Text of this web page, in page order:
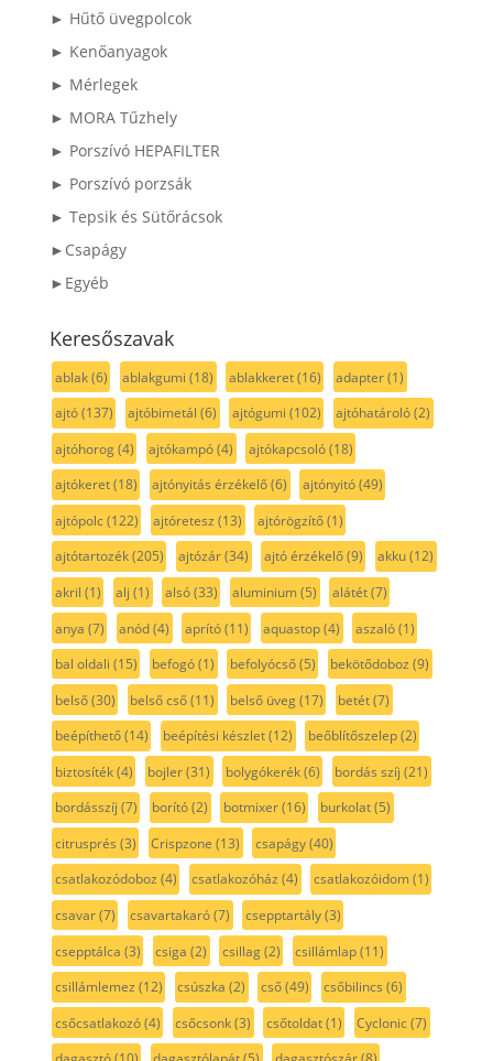
► Hűtő üvegpolcok
► Kenőanyagok
► Mérlegek
► MORA Tűzhely
► Porszívó HEPAFILTER
► Porszívó porzsák
► Tepsik és Sütőrácsok
►Csapágy
►Egyéb
Keresőszavak
ablak(6) ablakgumi (18) ablakkeret(16) adapter(1)
ajtó(137) ajtóbimetál (6) ajtógumi (102) ajtóhatároló(2)
ajtóhorog(4) ajtókampó(4) ajtókapcsoló(18)
ajtókeret(18) ajtónyitás érzékelő(6) ajtónyitó(49)
ajtópolc(122) ajtóretesz (13) ajtórögzítő(1)
ajtótartozék(205) ajtózár(34) ajtó érzékelő(9) akku(12)
akril (1) alj (1) alsó(33) aluminium(5) alátét(7)
anya (7) anód(4) aprító(11) aquastop(4) aszaló(1)
bal oldali (15) befogó(1) befolyócső(5) bekötődoboz (9)
belső(30) belső cső(11) belső üveg(17) betét(7)
beépíthető(14) beépítési készlet(12) beőblítőszelep(2)
biztosíték(4) bojler(31) bolygókerék(6) bordás szíj (21)
bordásszíj (7) borító(2) botmixer(16) burkolat(5)
citrusprés (3) Crispzone (13) csapágy(40)
csatlakozódoboz (4) csatlakozóház (4) csatlakozóidom(1)
csavar(7) csavartakaró(7) csepptartály(3)
csepptálca (3) csiga (2) csillag(2) csillámlap(11)
csillámlemez (12) csúszka (2) cső(49) csőbilincs (6)
csőcsatlakozó(4) csőcsonk(3) csőtoldat(1) Cyclonic(7)